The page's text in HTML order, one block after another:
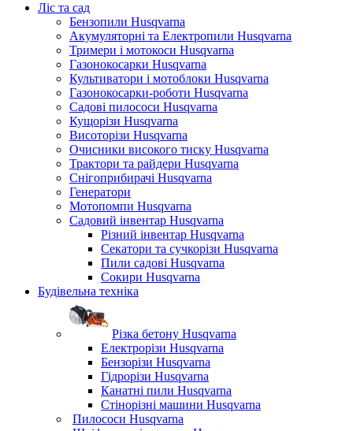
Ліс та сад
Бензопили Husqvarna
Акумуляторні та Електропили Husqvarna
Тримери і мотокоси Husqvarna
Газонокосарки Husqvarna
Культиватори і мотоблоки Husqvarna
Газонокосарки-роботи Husqvarna
Садові пилососи Husqvarna
Кущорізи Husqvarna
Висоторізи Husqvarna
Очисники високого тиску Husqvarna
Трактори та райдери Husqvarna
Снігоприбирачі Husqvarna
Генератори
Мотопомпи Husqvarna
Садовий інвентар Husqvarna
Різний інвентар Husqvarna
Секатори та сучкорізи Husqvarna
Пили садові Husqvarna
Сокири Husqvarna
Будівельна техніка
Різка бетону Husqvarna
Електрорізи Husqvarna
Бензорізи Husqvarna
Гідрорізи Husqvarna
Канатні пили Husqvarna
Стінорізні машини Husqvarna
Пилососи Husqvarna